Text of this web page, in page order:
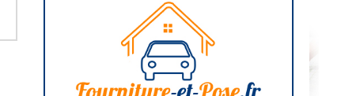
Brive-la-Gaillarde